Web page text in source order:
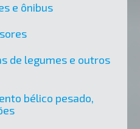
e ônibus
de legumes e outros
bélico pesado,